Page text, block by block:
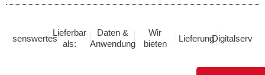
Lieferbar
als:
Daten &
Anwendung
Wir
bieten
LieferungDigitalservice